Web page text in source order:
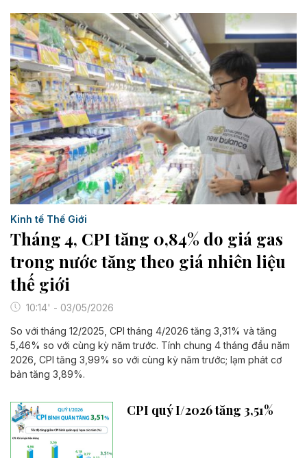
Kinh tế Thế Giới
Tháng 4, CPI tăng 0,84% do giá gas
trong nước tăng theo giá nhiên liệu
thế giới
10:14' - 03/05/2026
So với tháng 12/2025, CPI tháng 4/2026 tăng 3,31% và tăng
5,46% so với cùng kỳ năm trước. Tính chung 4 tháng đầu năm
2026, CPI tăng 3,99% so với cùng kỳ năm trước; lạm phát cơ
bản tăng 3,89%.
CPI quý I/2026 tăng 3,51%